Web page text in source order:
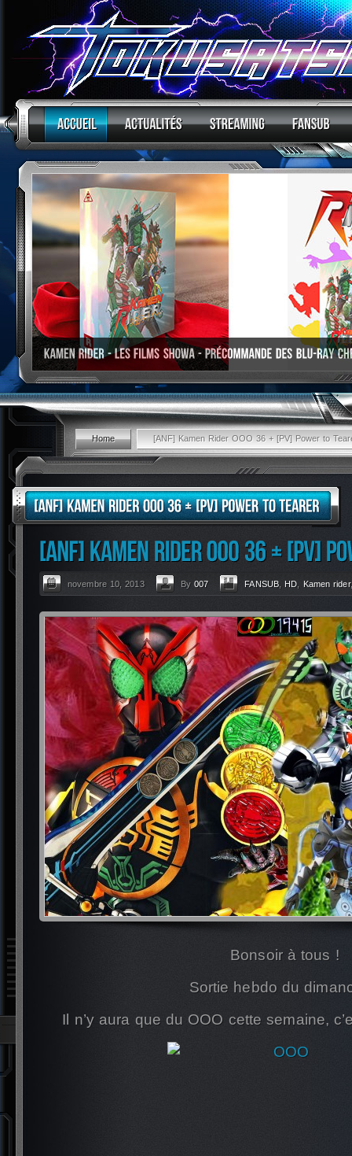
Home [ANF] Kamen Rider OOO 36 + [PV] Power to
novembre 10, 2013 By007 FANSUB, HD Kamen rider
Bonsoir à tous !
Sortie hebdo du
Il n’y aura que du OOO cette semaine,